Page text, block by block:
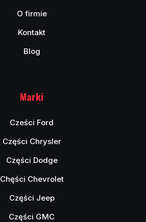
O firmie
Kontakt
Blog
Marki
Cześci Ford
Części Chrysler
Części Dodge
Chęści Chevrolet
Części Jeep
Części GMC